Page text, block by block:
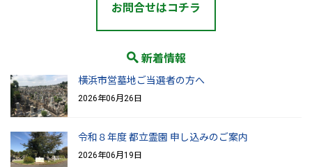
お問合せはコチラ
新着情報
横浜市営墓地ご当選者の方へ
2026年06月26日
令和８年度 都立霊園 申し込みのご案内
2026年06月19日